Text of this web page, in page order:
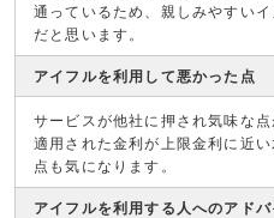
通っているため、親しみやすい
だと思います。
アイフルを利用して悪かった点
サービスが他社に押され気味な
適用された金利が上限金利に近
点も気になります。
アイフルを利用する人へのアドバ